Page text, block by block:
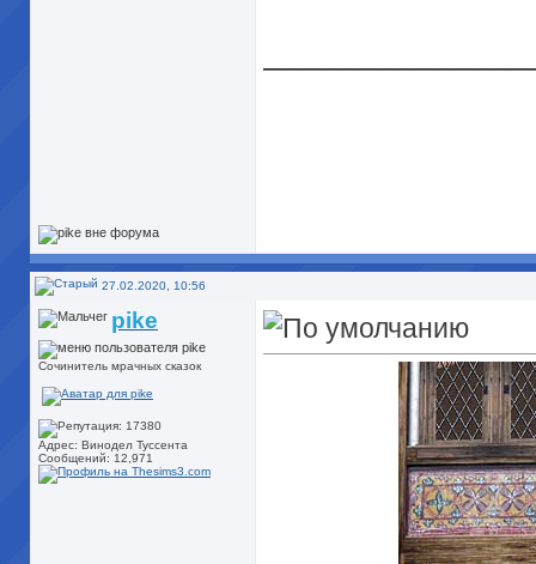
27.02.2020, 10:56
pike
Сочинитель мрачных сказок
Адрес: Винодел Туссента
Сообщений: 12,971